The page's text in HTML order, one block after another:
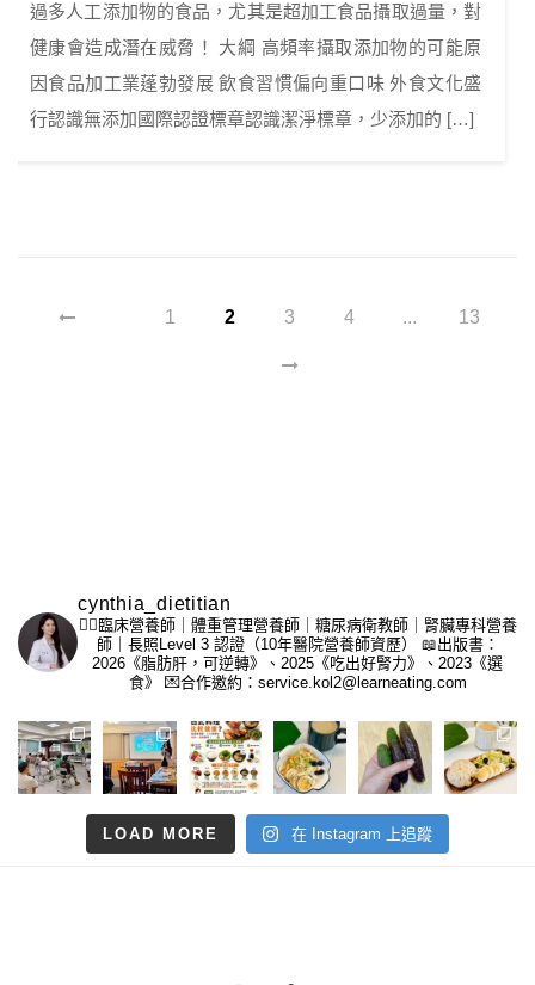
過多人工添加物的食品，尤其是超加工食品攝取過量，對
健康會造成潛在威脅！ 大綱 高頻率攝取添加物的可能原
因食品加工業蓬勃發展 飲食習慣偏向重口味 外食文化盛
行認識無添加國際認證標章認識潔淨標章，少添加的 […]
1 2 3 4 ... 13
cynthia_dietitian
👩‍⚕️臨床營養師｜體重管理營養師｜糖尿病衛教師｜腎臟專科營養
師｜長照Level 3 認證（10年醫院營養師資歷）
📖出版書：
2026《脂肪肝，可逆轉》、2025《吃出好腎力》、2023《選
食》
💌合作邀約：service.kol2@learneating.com
LOAD MORE 在 Instagram 上追蹤